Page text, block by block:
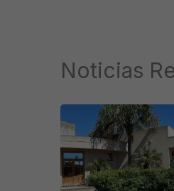
Noticias